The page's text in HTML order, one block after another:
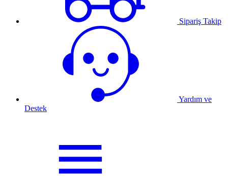
Sipariş Takip
Yardım ve
Destek